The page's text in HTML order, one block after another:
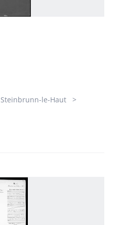
Steinbrunn-le-Haut